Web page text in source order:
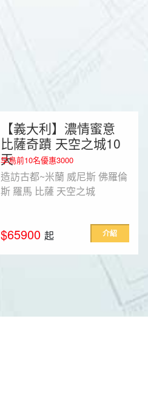
比薩奇蹟 天空之城10
天
早鳥前10名優惠3000
造訪古都~米蘭 威尼斯 佛羅倫